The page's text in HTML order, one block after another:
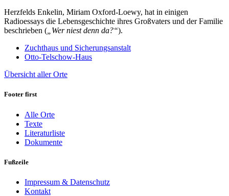
Herzfelds Enkelin, Miriam Oxford-Loewy, hat in einigen
Radioessays die Lebensgeschichte ihres Großvaters und der Familie
beschrieben ( „Wer niest denn da?“).
Zuchthaus und Sicherungsanstalt
Otto-Telschow-Haus
Übersicht aller Orte
Footer first
Alle Orte
Texte
Literaturliste
Dokumente
Fußzeile
Impressum & Datenschutz
Kontakt